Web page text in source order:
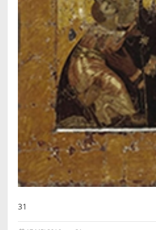
IKONEN, EEN INTRODUCTIE
OVER DE STICHTING
LEXIKON
LINKS
EXPOSITIES
SCHILDERCURSUSSEN
MATERIALEN
ENGLISH
31